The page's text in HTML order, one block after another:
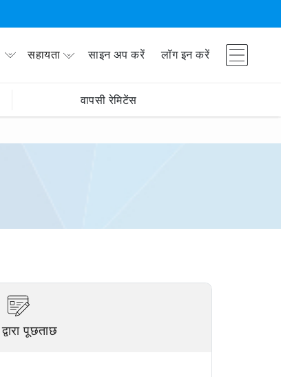
सहायता साइन अप करें लॉग इन करें
वापसी रेमिटेंस
द्वारा पूछताछ